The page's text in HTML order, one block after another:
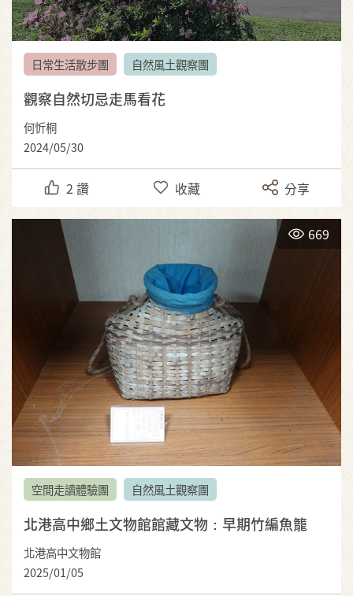
日常生活散步團 自然風土觀察團
觀察自然切忌走馬看花
何忻桐
2024/05/30
2 讚 收藏 分享
669
空間走讀體驗團 自然風土觀察團
北港高中鄉土文物館館藏文物：早期竹編魚籠
北港高中文物館
2025/01/05